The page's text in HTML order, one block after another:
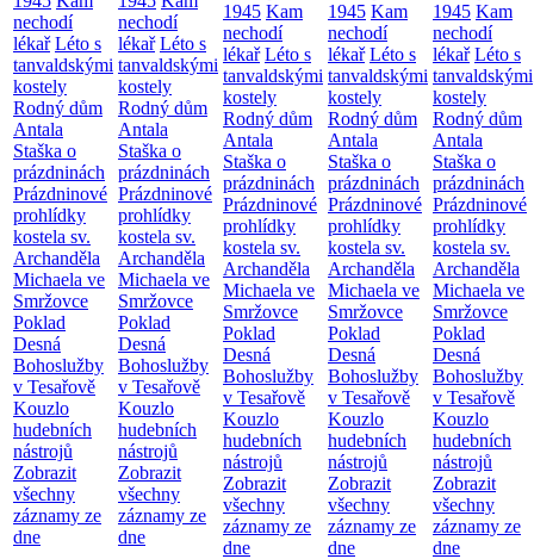
nechodí
lékař Léto s
tanvaldskými
kostely
Rodný dům
Antala
Staška o
prázdninách
Prázdninové
prohlídky
kostela sv.
Archanděla
Michaela ve
Smržovce
Poklad
Desná
Bohoslužby
v Tesařově
Kouzlo
hudebních
nástrojů
Zobrazit
všechny
záznamy ze
dne
nechodí
lékař Léto s
tanvaldskými
kostely
Rodný dům
Antala
Staška o
prázdninách
Prázdninové
prohlídky
kostela sv.
Archanděla
Michaela ve
Smržovce
Poklad
Desná
Bohoslužby
v Tesařově
Kouzlo
hudebních
nástrojů
Zobrazit
všechny
záznamy ze
dne
1945 Kam
nechodí
lékař Léto s
tanvaldskými
kostely
Rodný dům
Antala
Staška o
prázdninách
Prázdninové
prohlídky
kostela sv.
Archanděla
Michaela ve
Smržovce
Poklad
Desná
Bohoslužby
v Tesařově
Kouzlo
hudebních
nástrojů
Zobrazit
všechny
záznamy ze
dne
1945 Kam
nechodí
lékař Léto s
tanvaldskými
kostely
Rodný dům
Antala
Staška o
prázdninách
Prázdninové
prohlídky
kostela sv.
Archanděla
Michaela ve
Smržovce
Poklad
Desná
Bohoslužby
v Tesařově
Kouzlo
hudebních
nástrojů
Zobrazit
všechny
záznamy ze
dne
1945 Kam
nechodí
lékař Léto s
tanvaldskými
kostely
Rodný dům
Antala
Staška o
prázdninách
Prázdninové
prohlídky
kostela sv.
Archanděla
Michaela ve
Smržovce
Poklad
Desná
Bohoslužby
v Tesařově
Kouzlo
hudebních
nástrojů
Zobrazit
všechny
záznamy ze
dne